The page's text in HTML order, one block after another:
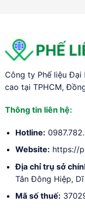
Công ty Phế liệu Đại
cao tại TPHCM,
Thông tin liên hệ:
Hotline:
Website: https://
Địa chỉ trụ sở
Tân Đông Hiệp,
Mã số thuế: